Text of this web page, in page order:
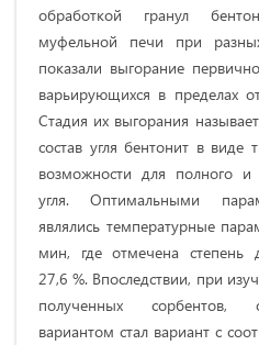
обработкой гранул
муфельной печи при
показали выгорание
варьирующихся в пределах
Стадия их выгорания
состав угля бентонит в виде
возможности для полного и
угля. Оптимальными
являлись температурные
мин, где отмечена
27,6 %. Впоследствии, при
полученных сорбентов,
вариантом стал вариант с